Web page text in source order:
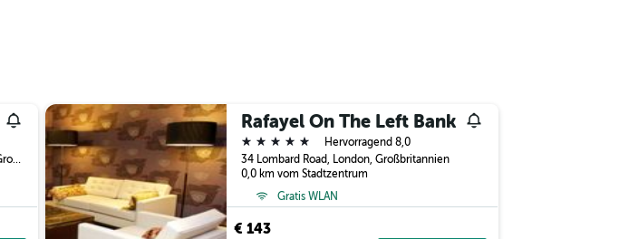
22 Hertsmere Road, Canary Wharf, London, Großbritannien
Rafayel On The Left Bank
5 Sterne
Hervorragend 8,0
34 Lombard Road, London, Großbritannien
0,0 km vom Stadtzentrum
Gratis WLAN
€ 143